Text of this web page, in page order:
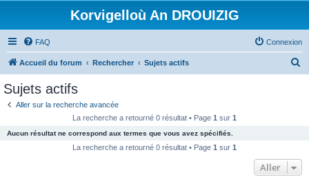
Korvigelloù An DROUIZIG
FAQ Connexion
Accueil du forum Rechercher Sujets actifs
c
Sujets actifs
Aller sur la recherche avancée
La recherche a retourné 0 résultat • Page 1 sur 1
Aucun résultat ne correspond aux termes que vous avez spécifiés.
La recherche a retourné 0 résultat • Page 1 sur 1
Aller